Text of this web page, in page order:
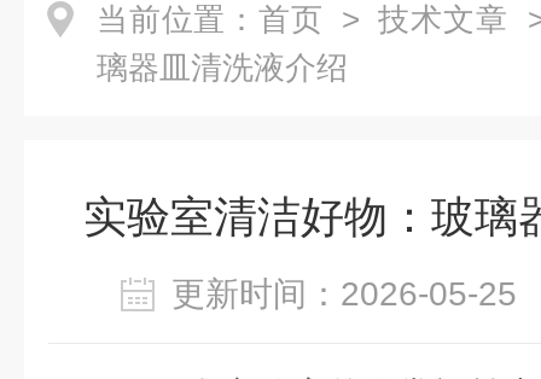
当前位置： 首页 > 技术文章
璃器皿清洗液介绍
实验室清洁好物：玻璃
更新时间：2026-05-